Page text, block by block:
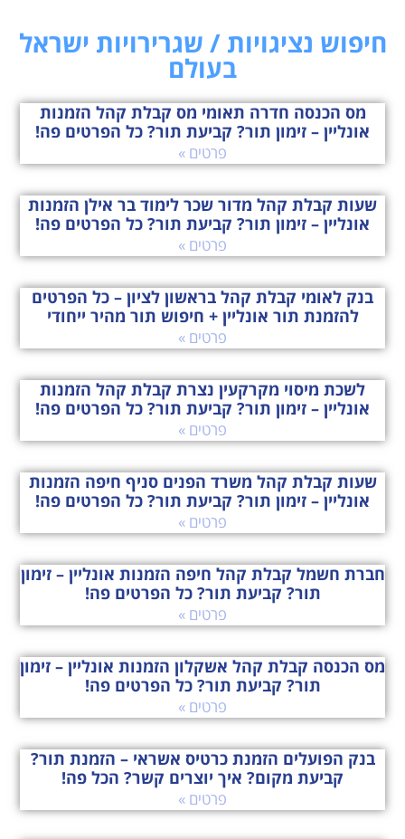
חיפוש נציגויות / שגרירויות ישראל
בעולם
מס הכנסה חדרה תאומי מס קבלת קהל הזמנות
אונליין – זימון תור? קביעת תור? כל הפרטים פה!
פרטים »
שעות קבלת קהל מדור שכר לימוד בר אילן הזמנות
אונליין – זימון תור? קביעת תור? כל הפרטים פה!
פרטים »
בנק לאומי קבלת קהל בראשון לציון – כל הפרטים
להזמנת תור אונליין + חיפוש תור מהיר ייחודי
פרטים »
לשכת מיסוי מקרקעין נצרת קבלת קהל הזמנות
אונליין – זימון תור? קביעת תור? כל הפרטים פה!
פרטים »
שעות קבלת קהל משרד הפנים סניף חיפה הזמנות
אונליין – זימון תור? קביעת תור? כל הפרטים פה!
פרטים »
חברת חשמל קבלת קהל חיפה הזמנות אונליין – זימון
תור? קביעת תור? כל הפרטים פה!
פרטים »
מס הכנסה קבלת קהל אשקלון הזמנות אונליין – זימון
תור? קביעת תור? כל הפרטים פה!
פרטים »
בנק הפועלים הזמנת כרטיס אשראי – הזמנת תור?
קביעת מקום? איך יוצרים קשר? הכל פה!
פרטים »